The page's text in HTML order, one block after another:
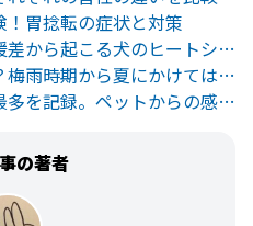
胃捻転の症状と対策
冬の散歩は気をつけて！寒暖差から起こる犬のヒートショックと対策法
カビが原因で愛犬が病気に？梅雨時期から夏にかけては気をつけよう
マダニ感染症患者数が過去最多を記録。ペットからの感染にも注意して
の著者